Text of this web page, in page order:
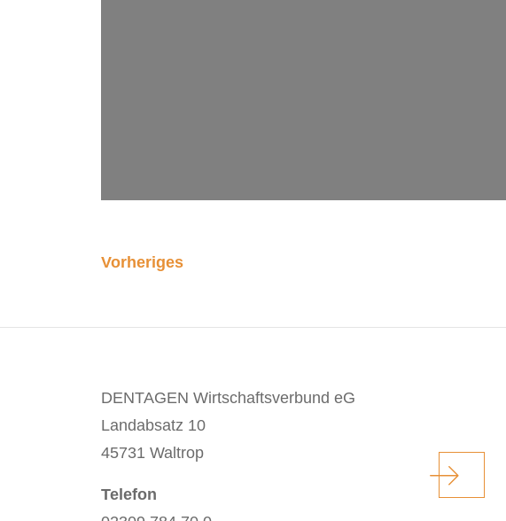
Vorheriges
DENTAGEN Wirtschaftsverbund eG
Landabsatz 10
45731 Waltrop
Telefon